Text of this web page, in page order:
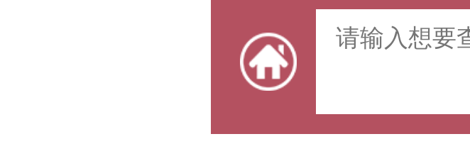
热门资讯：【酒体设
班
热门资讯：未来，传